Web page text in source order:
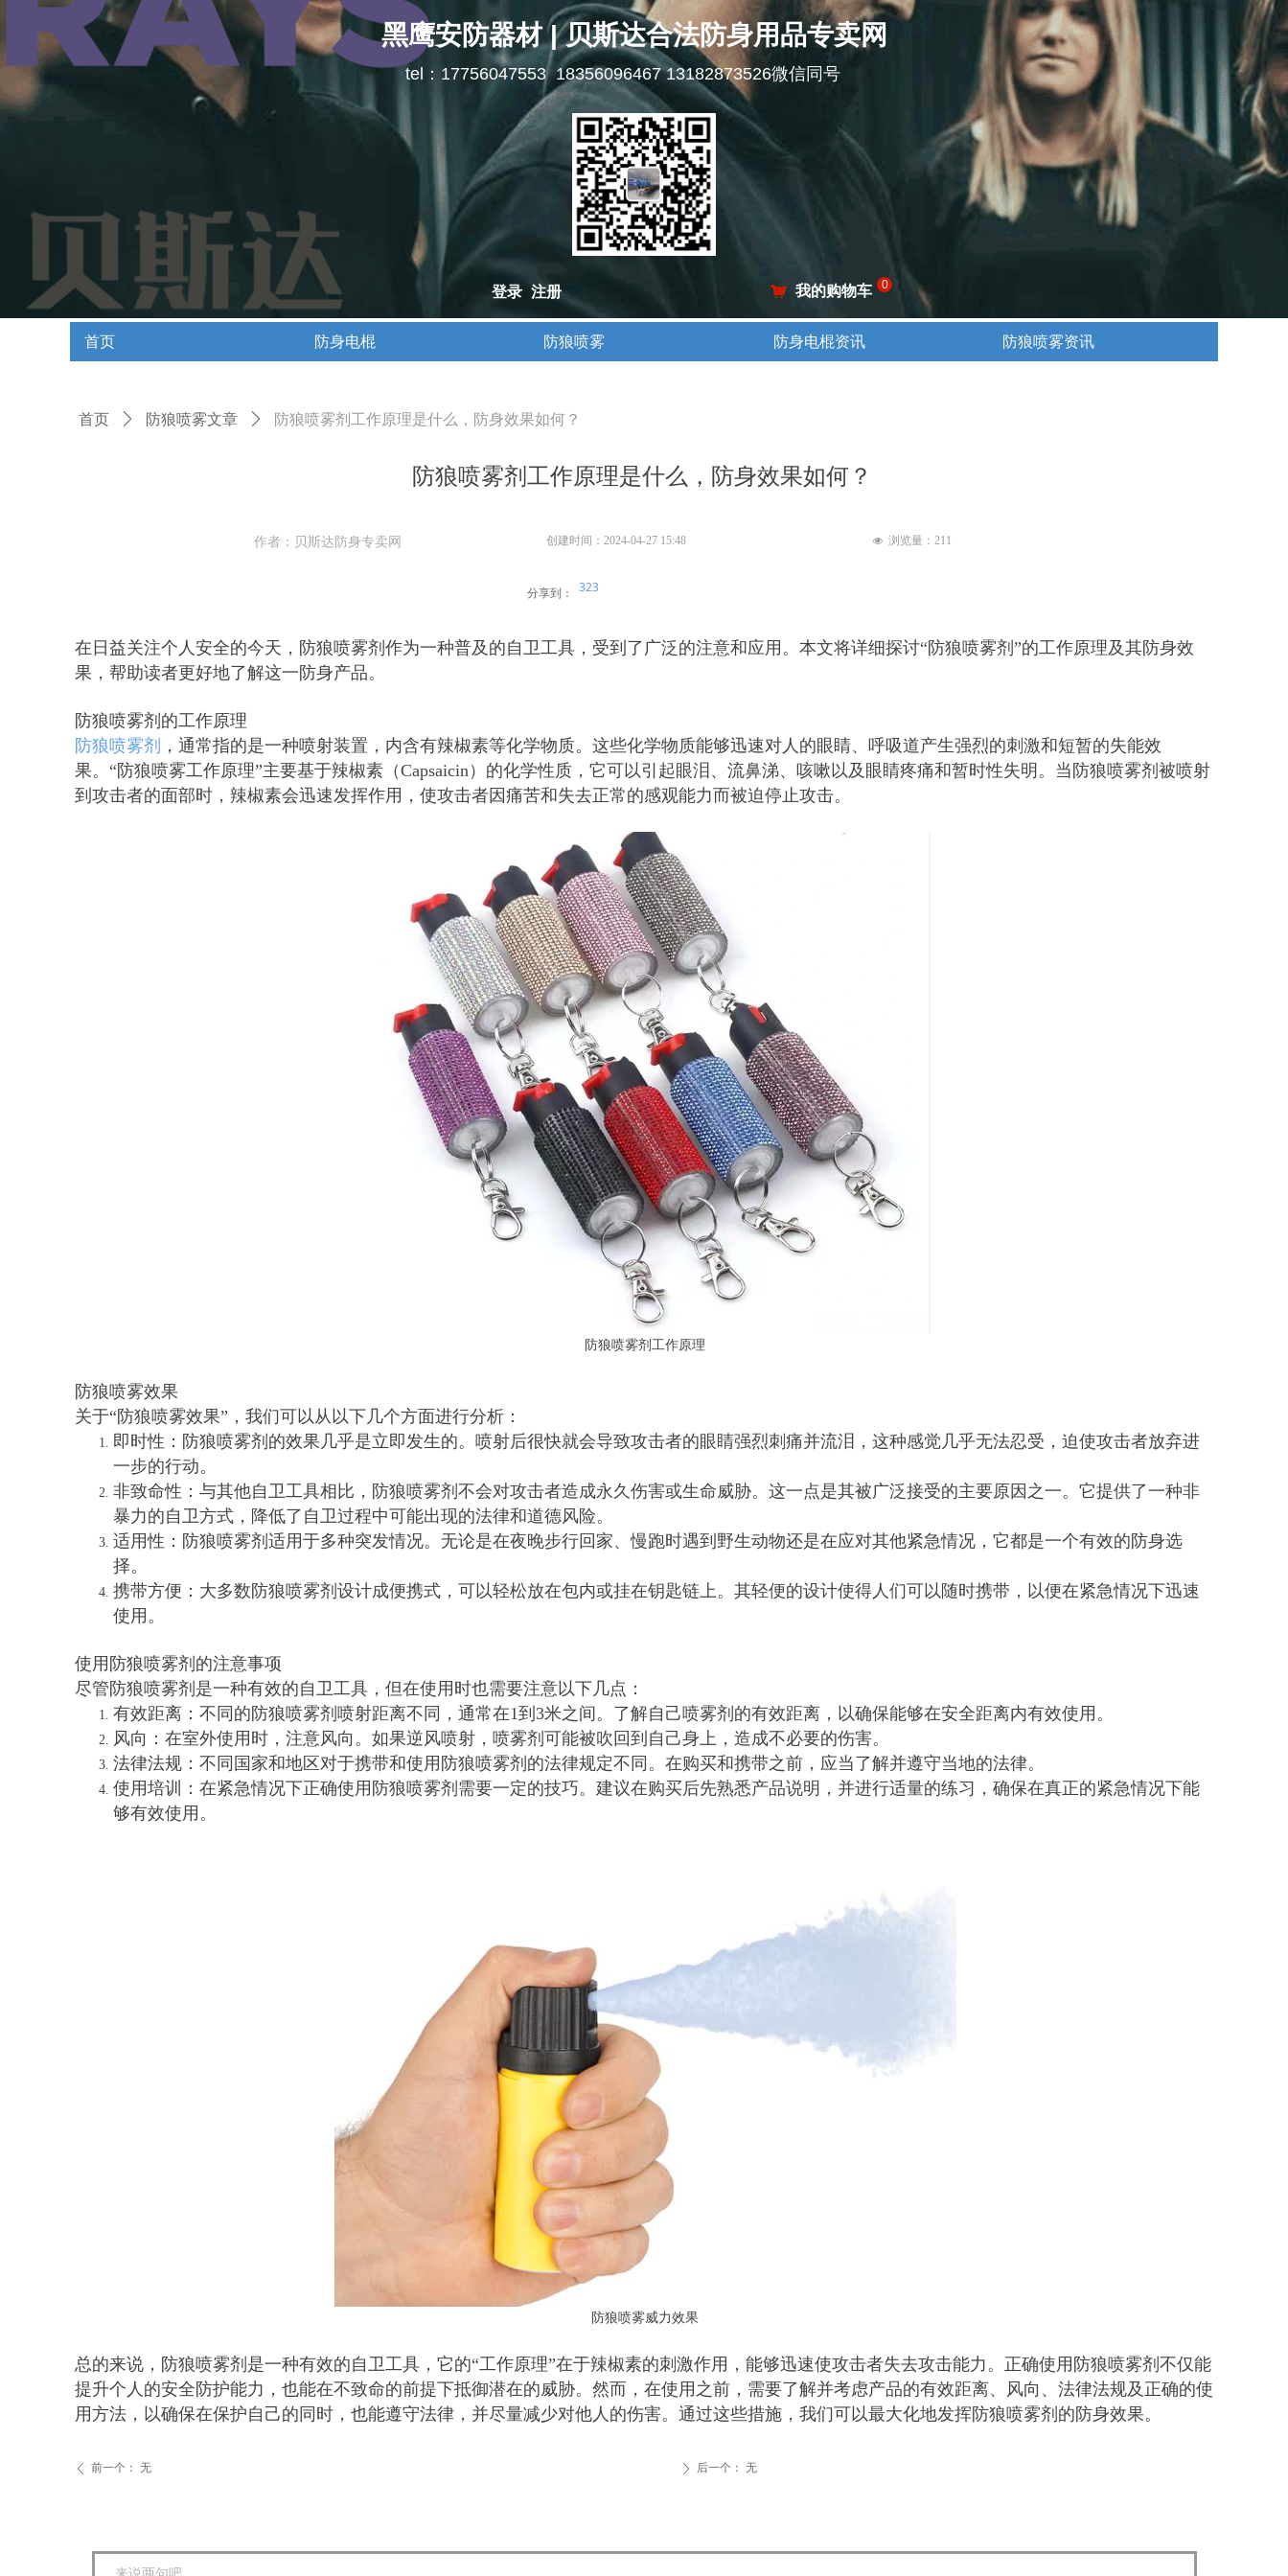
首页 防身电棍 防狼喷雾 防身电棍资讯 防狼喷雾资讯
黑鹰安防器材 | 贝斯达合法防身用品专卖网
낙 我的购物车 0
登录 注册
tel：17756047553 18356096467 13182873526微信同号
防狼喷雾剂工作原理是什么，防身效果如何？
在日益关注个人安全的今天，防狼喷雾剂作为一种普及的自卫工具，受到了广泛的注意和应用。本文将详细探讨“防狼喷雾剂”的工作原理及其防身效
果，帮助读者更好地了解这一防身产品。
防狼喷雾剂的工作原理
防狼喷雾剂 ，通常指的是一种喷射装置，内含有辣椒素等化学物质。这些化学物质能够迅速对人的眼睛、呼吸道产生强烈的刺激和短暂的失能效
果。“防狼喷雾工作原理”主要基于辣椒素（Capsaicin）的化学性质，它可以引起眼泪、流鼻涕、咳嗽以及眼睛疼痛和暂时性失明。当防狼喷雾剂被喷射
到攻击者的面部时，辣椒素会迅速发挥作用，使攻击者因痛苦和失去正常的感观能力而被迫停止攻击。
防狼喷雾剂工作原理
防狼喷雾效果
关于“防狼喷雾效果”，我们可以从以下几个方面进行分析：
即时性：防狼喷雾剂的效果几乎是立即发生的。喷射后很快就会导致攻击者的眼睛强烈刺痛并流泪，这种感觉几乎无法忍受，迫使攻击者放弃进
一步的行动。
非致命性：与其他自卫工具相比，防狼喷雾剂不会对攻击者造成永久伤害或生命威胁。这一点是其被广泛接受的主要原因之一。它提供了一种非
暴力的自卫方式，降低了自卫过程中可能出现的法律和道德风险。
适用性：防狼喷雾剂适用于多种突发情况。无论是在夜晚步行回家、慢跑时遇到野生动物还是在应对其他紧急情况，它都是一个有效的防身选
择。
携带方便：大多数防狼喷雾剂设计成便携式，可以轻松放在包内或挂在钥匙链上。其轻便的设计使得人们可以随时携带，以便在紧急情况下迅速
使用。
使用防狼喷雾剂的注意事项
尽管防狼喷雾剂是一种有效的自卫工具，但在使用时也需要注意以下几点：
有效距离：不同的防狼喷雾剂喷射距离不同，通常在1到3米之间。了解自己喷雾剂的有效距离，以确保能够在安全距离内有效使用。
风向：在室外使用时，注意风向。如果逆风喷射，喷雾剂可能被吹回到自己身上，造成不必要的伤害。
法律法规：不同国家和地区对于携带和使用防狼喷雾剂的法律规定不同。在购买和携带之前，应当了解并遵守当地的法律。
使用培训：在紧急情况下正确使用防狼喷雾剂需要一定的技巧。建议在购买后先熟悉产品说明，并进行适量的练习，确保在真正的紧急情况下能
够有效使用。
防狼喷雾威力效果
总的来说，防狼喷雾剂是一种有效的自卫工具，它的“工作原理”在于辣椒素的刺激作用，能够迅速使攻击者失去攻击能力。正确使用防狼喷雾剂不仅能
提升个人的安全防护能力，也能在不致命的前提下抵御潜在的威胁。然而，在使用之前，需要了解并考虑产品的有效距离、风向、法律法规及正确的使
用方法，以确保在保护自己的同时，也能遵守法律，并尽量减少对他人的伤害。通过这些措施，我们可以最大化地发挥防狼喷雾剂的防身效果。
分享到： 323
创建时间： 2024-04-27 15:48
首页 ꄲ 防狼喷雾文章 ꄲ 防狼喷雾剂工作原理是什么，防身效果如何？
作者：贝斯达防身专卖网
ꄴ 前一个： 无 ꄲ 后一个： 无
넶 浏览量： 211